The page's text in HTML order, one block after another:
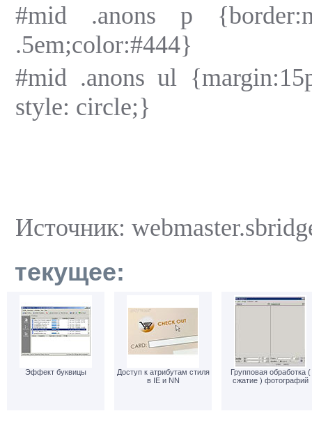
#mid .anons p
.5em;color:#444}
#mid .anons ul
style: circle;}
Источник:
текущее:
Эффект буквицы
Доступ к атрибутам стиля
в IE и NN
Групповая обработка (
сжатие ) фотографий